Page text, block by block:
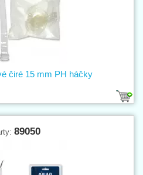
čiré 15 mm PH háčky
89050